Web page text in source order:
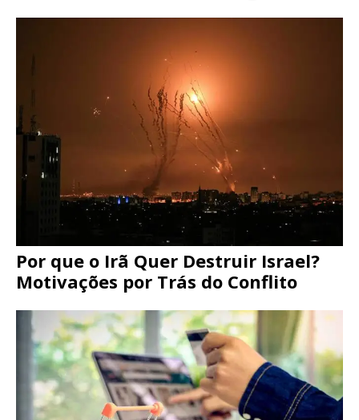
Por que o Irã Quer Destruir Israel?
Motivações por Trás do Conflito